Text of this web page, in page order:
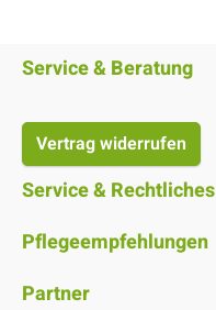
Service & Beratung
Vertrag widerrufen
Service & Rechtliches
Pflegeempfehlungen
Partner